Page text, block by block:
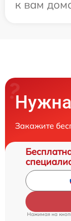
к вам
Закажите
Нажимая на